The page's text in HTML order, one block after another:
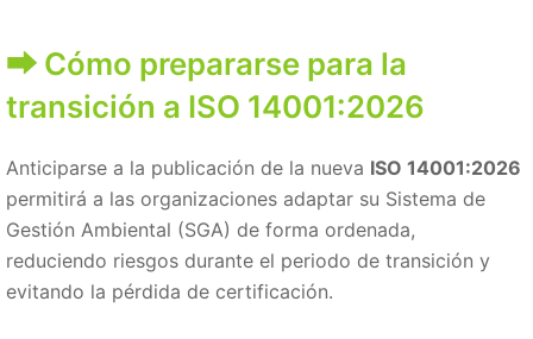
Cómo prepararse para la
transición a ISO 14001:2026
Anticiparse a la publicación de la nueva ISO 14001:2026
permitirá a las organizaciones adaptar su Sistema de
Gestión Ambiental (SGA) de forma ordenada,
reduciendo riesgos durante el periodo de transición y
evitando la pérdida de certificación.